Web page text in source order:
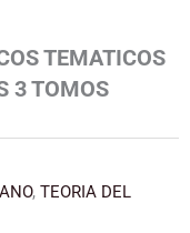
TEMATICOS
3 TOMOS
, TEORIA DEL